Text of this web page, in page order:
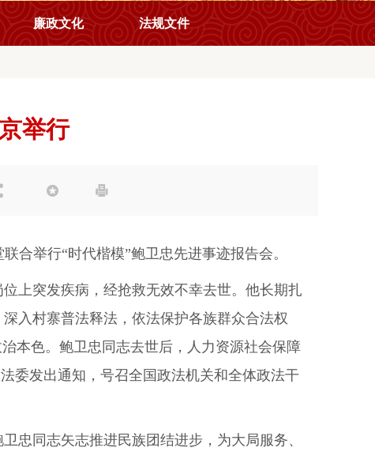
廉政文化 法规文件
举行
 
合举行“时代楷模”鲍卫忠先进事迹报告会。
上突发疾病，经抢救无效不幸去世。他长期扎
入村寨普法释法，依法保护各族群众合法权
本色。鲍卫忠同志去世后，人力资源社会保障
委发出通知，号召全国政法机关和全体政法干
忠同志矢志推进民族团结进步，为大局服务、